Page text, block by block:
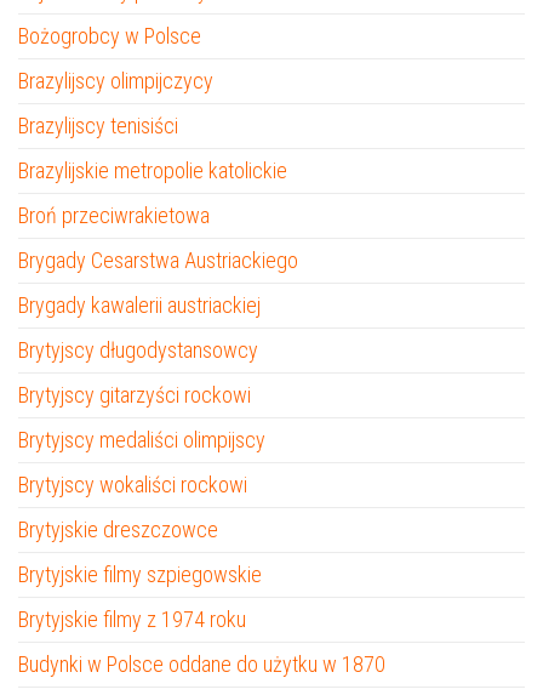
Bożogrobcy w Polsce
Brazylijscy olimpijczycy
Brazylijscy tenisiści
Brazylijskie metropolie katolickie
Broń przeciwrakietowa
Brygady Cesarstwa Austriackiego
Brygady kawalerii austriackiej
Brytyjscy długodystansowcy
Brytyjscy gitarzyści rockowi
Brytyjscy medaliści olimpijscy
Brytyjscy wokaliści rockowi
Brytyjskie dreszczowce
Brytyjskie filmy szpiegowskie
Brytyjskie filmy z 1974 roku
Budynki w Polsce oddane do użytku w 1870